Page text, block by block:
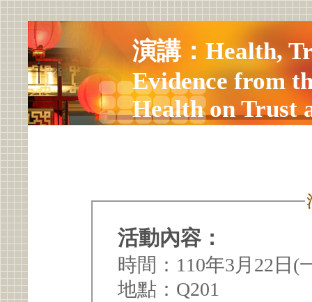
演講：Health,
Evidence from
Health on Trust
活動內容：
時間：110年3月22日(
地點：Q201